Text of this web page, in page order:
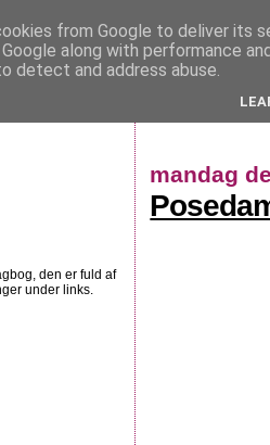
mandag
den er fuld af
under links.
from Google to deliver its
along with performance
detect and address abuse.